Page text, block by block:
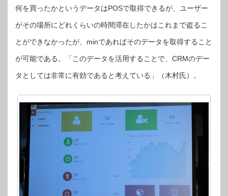
何を買ったかというデータはPOSで取得できるが、ユーザー
がその場所にどれくらいの時間滞在したかはこれまで盗るこ
とができなかったが、minであればそのデータを取得すること
が可能である。「このデータを活用することで、CRMのデー
タとしては非常に有効であると考えている」（木村氏）。